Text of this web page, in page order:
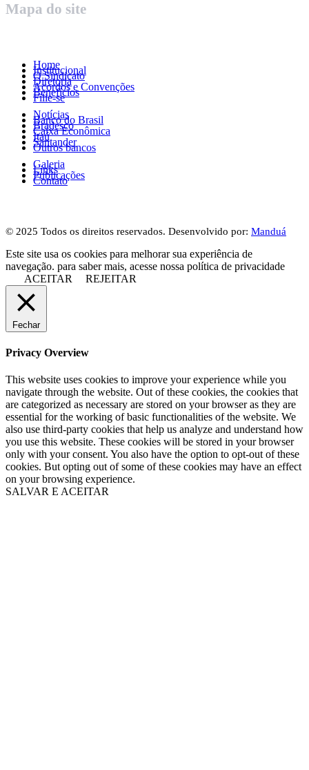
Mapa do site
Home
Institucional
O Sindicato
Diretoria
Acordos e Convenções
Benefícios
Filie-se
Notícias
Banco do Brasil
Bradesco
Caixa Econômica
Itaú
Santander
Outros bancos
Galeria
Links
Publicações
Contato
© 2025 Todos os direitos reservados. Desenvolvido por: Manduá
Este site usa os cookies para melhorar sua experiência de
navegação. para saber mais, acesse nossa política de privacidade
ACEITAR
REJEITAR
Fechar
Privacy Overview
This website uses cookies to improve your experience while you
navigate through the website. Out of these cookies, the cookies that
are categorized as necessary are stored on your browser as they are
essential for the working of basic functionalities of the website. We
also use third-party cookies that help us analyze and understand how
you use this website. These cookies will be stored in your browser
only with your consent. You also have the option to opt-out of these
cookies. But opting out of some of these cookies may have an effect
on your browsing experience.
SALVAR E ACEITAR